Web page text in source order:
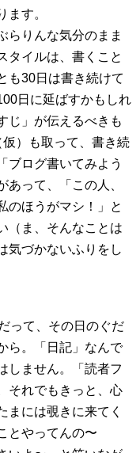
ます。
らりんな気分のまま
タイルは、書くこと
30日は書き続けて
日に延ばすかもしれ
じ」が伝えるべきも
）も取って、書き続
ブログ書いてみよう
って、「この人、
のほうがマシ！」と
（ま、そんなことは
気づかないふりをし
って、その日のぐだ
ら。「日記」なんで
しません。「読者フ
それでもきっと、心
まには覗きに来てく
とやってんの〜